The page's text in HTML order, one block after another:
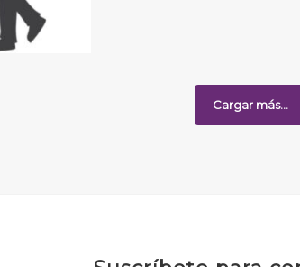
Cargar más...